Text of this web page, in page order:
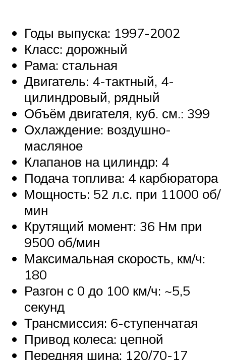
Годы выпуска: 1997-2002
Класс: дорожный
Рама: стальная
Двигатель: 4-тактный, 4-
цилиндровый, рядный
Объём двигателя, куб. см.: 399
Охлаждение: воздушно-
масляное
Клапанов на цилиндр: 4
Подача топлива: 4 карбюратора
Мощность: 52 л.с. при 11000 об/
мин
Крутящий момент: 36 Нм при
9500 об/мин
Максимальная скорость, км/ч:
180
Разгон с 0 до 100 км/ч: ~5,5
секунд
Трансмиссия: 6-ступенчатая
Привод колеса: цепной
Передняя шина: 120/70-17